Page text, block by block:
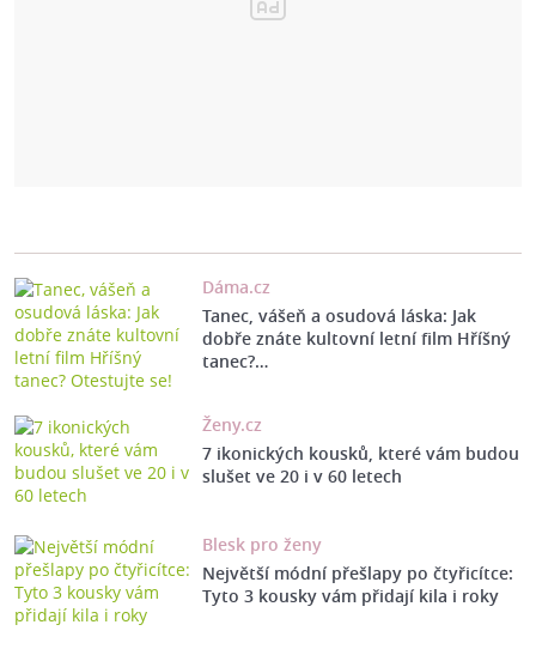
Dáma.cz
Tanec, vášeň a osudová láska: Jak
dobře znáte kultovní letní film Hříšný
tanec?…
Ženy.cz
7 ikonických kousků, které vám budou
slušet ve 20 i v 60 letech
Blesk pro ženy
Největší módní přešlapy po čtyřicítce:
Tyto 3 kousky vám přidají kila i roky